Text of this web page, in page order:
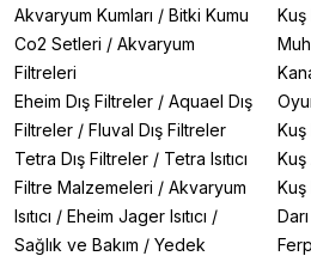
Akvaryum Kumları / Bitki Kumu
Co2 Setleri / Akvaryum
Filtreleri
Eheim Dış Filtreler / Aquael Dış
Filtreler / Fluval Dış Filtreler
Tetra Dış Filtreler / Tetra Isıtıcı
Filtre Malzemeleri / Akvaryum
Isıtıcı / Eheim Jager Isıtıcı /
Sağlık ve Bakım / Yedek
Kuş
Kuş
Kuş
Kuş
Darı